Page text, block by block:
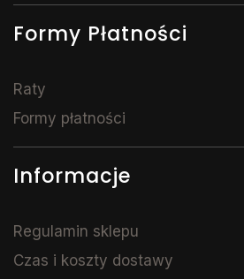
Formy Płatności
Raty
Formy płatności
Informacje
Regulamin sklepu
Czas i koszty dostawy